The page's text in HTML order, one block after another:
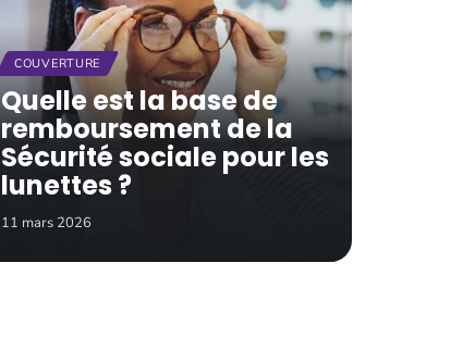
COUVERTURE
Quelle est la base de
remboursement de la
Sécurité sociale pour les
lunettes ?
11 mars 2026